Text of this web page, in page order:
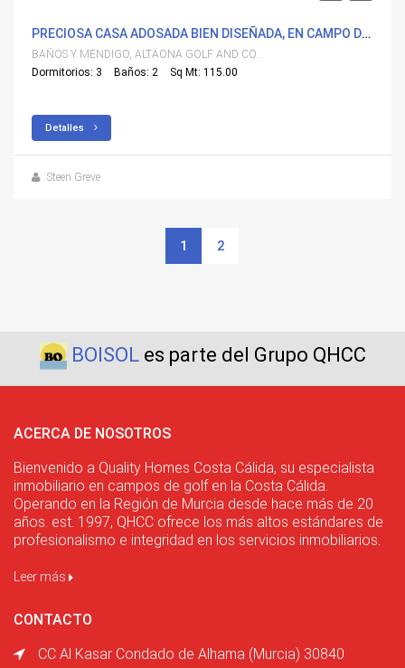
PRECIOSA CASA ADOSADA BIEN DISEÑADA, EN CAMPO DE GOLF, CERCA DE MURCIA Y LAS PLAYAS.
BAÑOS Y MENDIGO, ALTAONA GOLF AND COUNTRY VILLAGE
Dormitorios: 3
Baños: 2 Sq Mt: 115.00
Detalles
Steen Greve
1 2
BOISOLes parte del Grupo QHCC
ACERCA DE NOSOTROS
Bienvenido a Quality Homes Costa Cálida, su especialista
inmobiliario en campos de golf en la Costa Cálida.
Operando en la Región de Murcia desde hace más de 20
años. est. 1997, QHCC ofrece los más altos estándares de
profesionalismo e integridad en los servicios inmobiliarios.
Leer más
CONTACTO
CC Al Kasar Condado de Alhama (Murcia) 30840